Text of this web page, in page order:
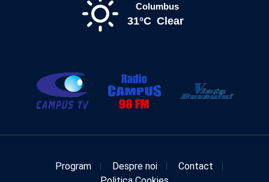
Columbus
31°C Clear
Program Despre noi
Contact